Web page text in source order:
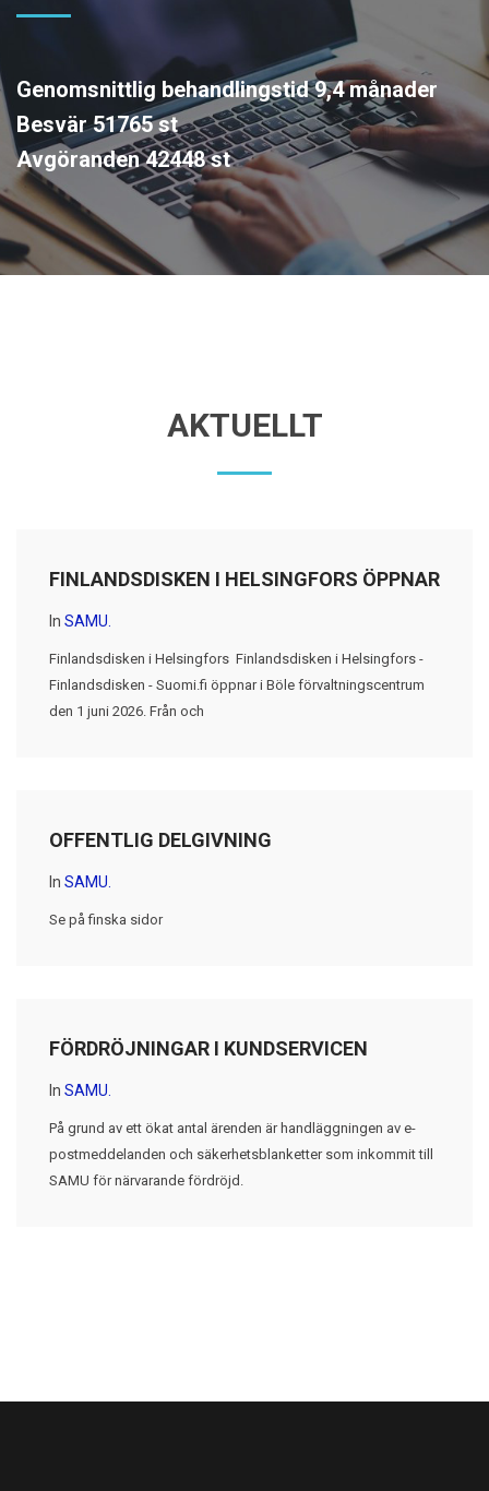
Genomsnittlig behandlingstid 9,4 månader
Besvär 51765 st
Avgöranden 42448 st
AKTUELLT
FINLANDSDISKEN I HELSINGFORS ÖPPNAR
In SAMU.
Finlandsdisken i Helsingfors Finlandsdisken i Helsingfors -
Finlandsdisken - Suomi.fi öppnar i Böle förvaltningscentrum
den 1 juni 2026. Från och
OFFENTLIG DELGIVNING
In SAMU.
Se på finska sidor
FÖRDRÖJNINGAR I KUNDSERVICEN
In SAMU.
På grund av ett ökat antal ärenden är handläggningen av e-
postmeddelanden och säkerhetsblanketter som inkommit till
SAMU för närvarande fördröjd.